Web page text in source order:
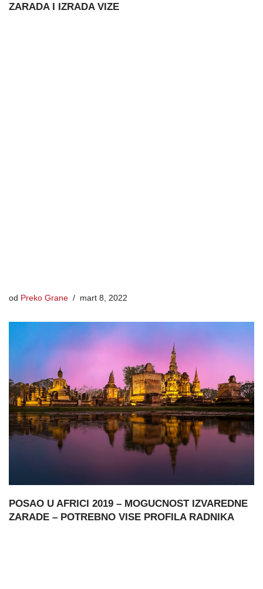
ZARADA I IZRADA VIZE
od Preko Grane mart 8, 2022
POSAO U AFRICI 2019 – MOGUCNOST IZVAREDNE
ZARADE – POTREBNO VISE PROFILA RADNIKA